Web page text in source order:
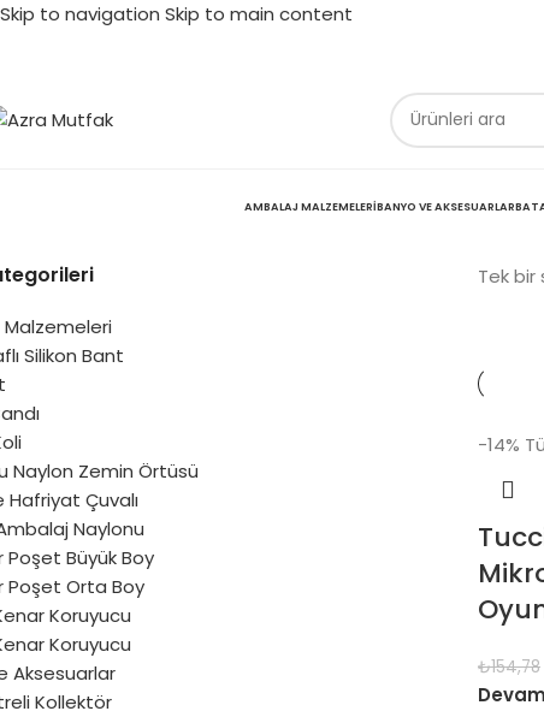
Skip to navigation Skip to main content
AMBALAJ MALZEMELERIBANYO VE AKSESUARLAR
Silikon Bant
Naylon Zemin Örtüsü
Hafriyat Çuvalı
Naylonu
Poşet Büyük Boy
Poşet Orta Boy
Koruyucu
Koruyucu
Aksesuarlar
Kollektör
Tek
-14%
₺154,78